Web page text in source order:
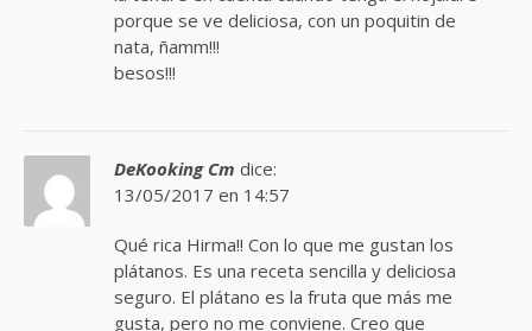
porque se ve deliciosa, con un poquitin de
nata, ñamm!!!
besos!!!
DeKooking Cm dice:
13/05/2017 en 14:57
Qué rica Hirma!! Con lo que me gustan los
plátanos. Es una receta sencilla y deliciosa
seguro. El plátano es la fruta que más me
gusta, pero no me conviene. Creo que